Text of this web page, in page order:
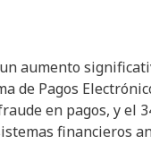
aumento
de Pagos
en pagos, y el
financieros